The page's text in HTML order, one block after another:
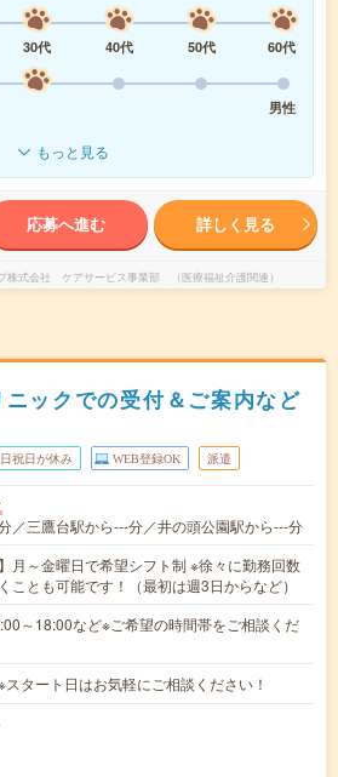
30代 40代 50代
60代
男性
もっと見る
応募へ進む 詳しく見る
株式会社 ケアサービス事業部 （医療福祉介護関連）
ニックでの受付＆ご案内など
祝日が休み WEB登録OK 派遣
／三鷹台駅から---分／井の頭公園駅から---分
月～金曜日で希望シフト制 ※徐々に勤務回数
ことも可能です！（最初は週3日からなど）
～18:00など※ご希望の時間帯をご相談くだ
タート日はお気軽にご相談ください！